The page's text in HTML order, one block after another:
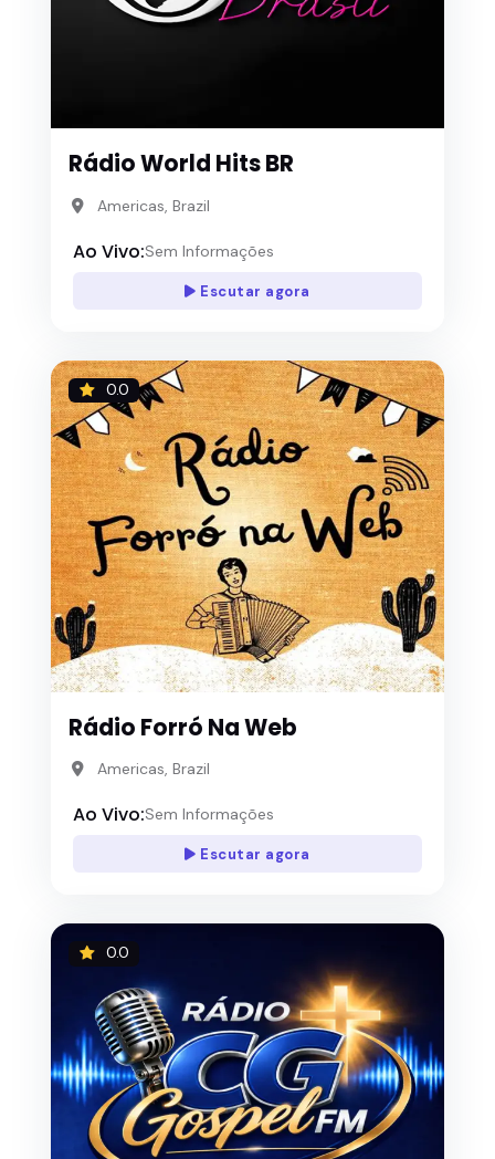
Rádio World Hits BR
Americas, Brazil
Ao Vivo:Sem Informações
Escutar agora
0.0
Rádio Forró Na Web
Americas, Brazil
Ao Vivo:Sem Informações
Escutar agora
0.0